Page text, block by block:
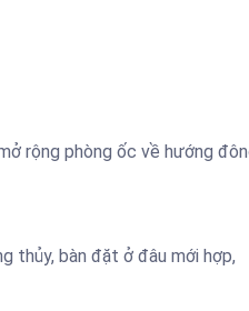
rộng phòng ốc về hướng
thủy, bàn đặt ở đâu mới hợp,